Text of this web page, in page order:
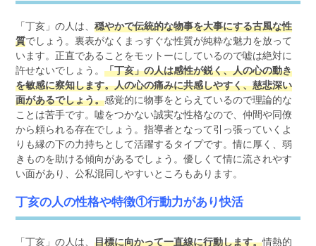
「丁亥」の人は、穏やかで伝統的な物事を大事にする古風な性
質でしょう。裏表がなくまっすぐな性質が純粋な魅力を放って
います。正直であることをモットーにしているので嘘は絶対に
許せないでしょう。「丁亥」の人は感性が鋭く、人の心の動き
を敏感に察知します。人の心の痛みに共感しやすく、慈悲深い
面があるでしょう。感覚的に物事をとらえているので理論的な
ことは苦手です。嘘をつかない誠実な性格なので、仲間や同僚
から頼られる存在でしょう。指導者となって引っ張っていくよ
りも縁の下の力持ちとして活躍するタイプです。情に厚く、弱
きものを助ける傾向があるでしょう。優しくて情に流されやす
い面があり、公私混同しやすいところもあります。
丁亥の人の性格や特徴①行動力があり快活
「丁亥」の人は、目標に向かって一直線に行動します。情熱的